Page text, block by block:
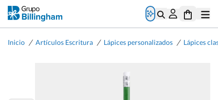
Inicio / Artículos Escritura / Lápices personalizados / Lápices